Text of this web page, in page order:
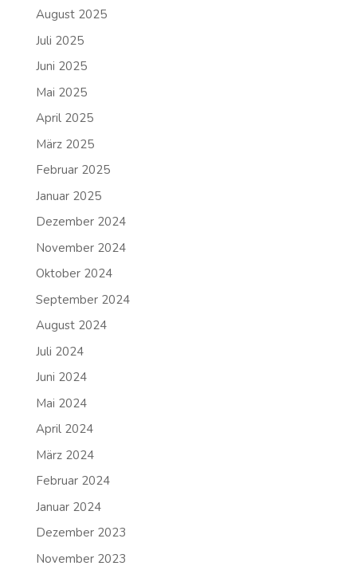
August 2025
Juli 2025
Juni 2025
Mai 2025
April 2025
März 2025
Februar 2025
Januar 2025
Dezember 2024
November 2024
Oktober 2024
September 2024
August 2024
Juli 2024
Juni 2024
Mai 2024
April 2024
März 2024
Februar 2024
Januar 2024
Dezember 2023
November 2023